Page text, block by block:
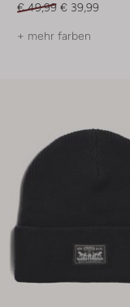
€ 49,99 € 39,99
+ mehr farben